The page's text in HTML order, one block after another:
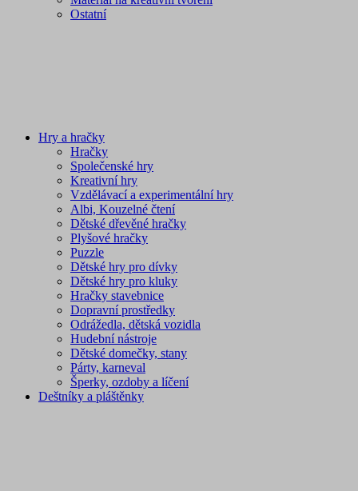
Ostatní
Hry a hračky
Hračky
Společenské hry
Kreativní hry
Vzdělávací a experimentální hry
Albi, Kouzelné čtení
Dětské dřevěné hračky
Plyšové hračky
Puzzle
Dětské hry pro dívky
Dětské hry pro kluky
Hračky stavebnice
Dopravní prostředky
Odrážedla, dětská vozidla
Hudební nástroje
Dětské domečky, stany
Párty, karneval
Šperky, ozdoby a líčení
Deštníky a pláštěnky